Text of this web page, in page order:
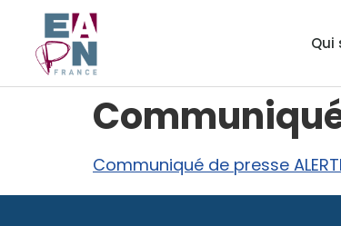
Qui
Communiqué de presse